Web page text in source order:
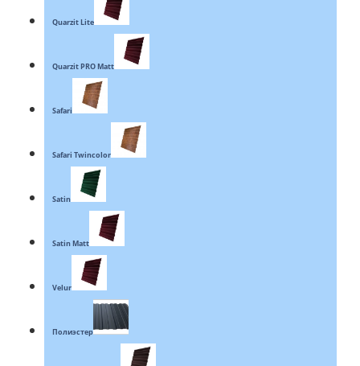
Quarzit Lite
Quarzit PRO Matt
Safari
Safari Twincolor
Satin
Satin Matt
Velur
Полиэстер